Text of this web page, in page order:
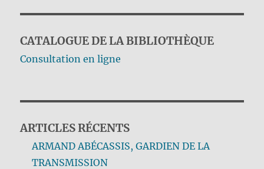
CATALOGUE DE LA BIBLIOTHÈQUE
Consultation en ligne
ARTICLES RÉCENTS
ARMAND ABÉCASSIS, GARDIEN DE LA
TRANSMISSION